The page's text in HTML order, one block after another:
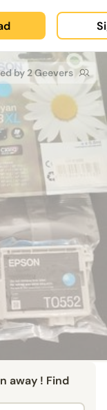
by 2 Geevers
away ! Find